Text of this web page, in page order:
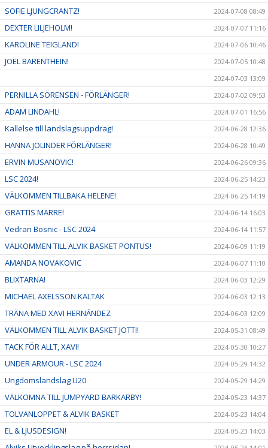
SOFIE LJUNGCRANTZ! 2024-07-08 08:49
DEXTER LILJEHOLM! 2024-07-07 11:16
KAROLINE TEIGLAND! 2024-07-06 10:46
JOEL BARENTHEIN!
2024-07-05 10:48
2024-07-03 13:09
PERNILLA SÖRENSEN - FÖRLÄNGER! 2024-07-02 09:53
ADAM LINDAHL! 2024-07-01 16:56
Kallelse till landslagsuppdrag! 2024-06-28 12:36
HANNA JOLINDER FÖRLÄNGER! 2024-06-28 10:49
ERVIN MUSANOVIC! 2024-06-26 09:36
LSC 2024! 2024-06-25 14:23
VÄLKOMMEN TILLBAKA HELENE! 2024-06-25 14:19
GRATTIS MARRE! 2024-06-14 16:03
Vedran Bosnic - LSC 2024 2024-06-14 11:57
VÄLKOMMEN TILL ALVIK BASKET PONTUS! 2024-06-09 11:19
AMANDA NOVAKOVIC 2024-06-07 11:10
BLIXTARNA! 2024-06-03 12:29
MICHAEL AXELSSON KALTAK 2024-06-03 12:13
TRÄNA MED XAVI HERNÁNDEZ 2024-06-03 12:09
VÄLKOMMEN TILL ALVIK BASKET JOTTI! 2024-05-31 08:49
TACK FÖR ALLT, XAVI! 2024-05-30 10:27
UNDER ARMOUR - LSC 2024 2024-05-29 14:32
Ungdomslandslag U20 2024-05-29 14:29
VÄLKOMNA TILL JUMPYARD BARKARBY! 2024-05-23 14:37
TOLVANLOPPET & ALVIK BASKET 2024-05-23 14:04
EL & LJUSDESIGN! 2024-05-23 14:03